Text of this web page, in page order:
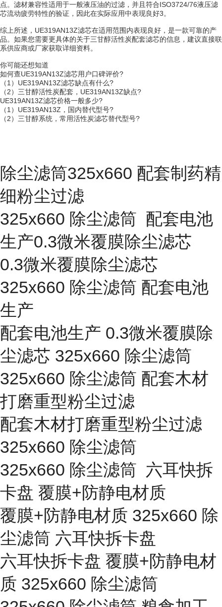
点。滤材兼容性适用于一般液压油的过滤，并且符合ISO3724/76液压滤
芯流动疲劳特性的验证，因此在实际应用中表现良好3。
综上所述，UE319AN13Z滤芯在适用范围内表现良好，是一款可靠的产
品。如果您需要更具体的关于三甘醇活性炭配套滤芯的信息，建议直接联
系供应商或厂家获取详细资料。
你可能还想知道
如何查UE319AN13Z滤芯用户口碑评价?
（1）UE319AN13Z滤芯缺点有什么?
（2）三甘醇活性炭配套，UE319AN13Z缺点?
UE319AN13Z滤芯价格一般多少?
（1）UE319AN13Z，国内替代型号?
（2）三甘醇系统，常用活性炭滤芯替代型号?
除尘滤筒325x660 配套制药精
细粉尘过滤
325x660 除尘滤筒 配套电池
生产0.3微米覆膜除尘滤芯
0.3微米覆膜除尘滤芯
325x660 除尘滤筒 配套电池
生产
配套电池生产 0.3微米覆膜除
尘滤芯 325x660 除尘滤筒
325x660 除尘滤筒 配套木材
打磨重型粉尘过滤
配套木材打磨重型粉尘过滤
325x660 除尘滤筒
325x660 除尘滤筒 六耳快拆
卡盘 覆膜+防静电材质
覆膜+防静电材质 325x660 除
尘滤筒 六耳快拆卡盘
六耳快拆卡盘 覆膜+防静电材
质 325x660 除尘滤筒